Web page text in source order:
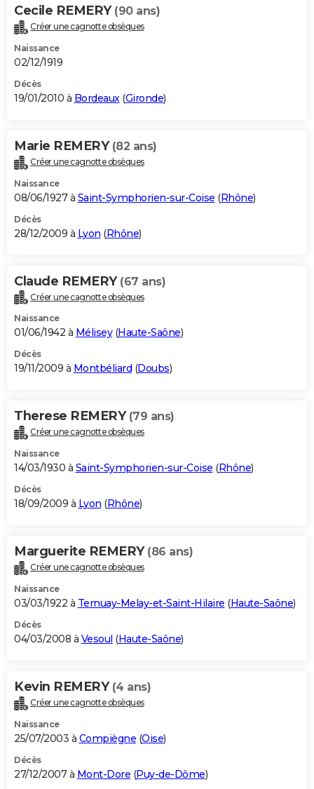
Cecile REMERY (90 ans)
Créer une cagnotte obsèques
Naissance
02/12/1919
Décès
19/01/2010 à Bordeaux(Gironde)
Marie REMERY (82 ans)
Créer une cagnotte obsèques
Naissance
08/06/1927 à Saint-Symphorien-sur-Coise (Rhône)
Décès
28/12/2009 à Lyon (Rhône)
Claude REMERY (67 ans)
Créer une cagnotte obsèques
Naissance
01/06/1942 à Mélisey(Haute-Saône)
Décès
19/11/2009 à Montbéliard (Doubs)
Therese REMERY (79 ans)
Créer une cagnotte obsèques
Naissance
14/03/1930 à Saint-Symphorien-sur-Coise (Rhône)
Décès
18/09/2009 à Lyon (Rhône)
Marguerite REMERY (86 ans)
Créer une cagnotte obsèques
Naissance
03/03/1922 à Ternuay-Melay-et-Saint-Hilaire (Haute-Saône)
Décès
04/03/2008 à Vesoul (Haute-Saône)
Kevin REMERY (4 ans)
Créer une cagnotte obsèques
Naissance
25/07/2003 à Compiègne (Oise)
Décès
27/12/2007 à Mont-Dore (Puy-de-Dôme)